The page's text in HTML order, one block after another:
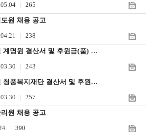
265
원 채용 공고
238
2025년 계명원 결산서 및 후원금(품) 수입사용 보고서
243
2025년 청풍복지재단 결산서 및 후원금 수입사용 보고서
257
원 채용 공고
390